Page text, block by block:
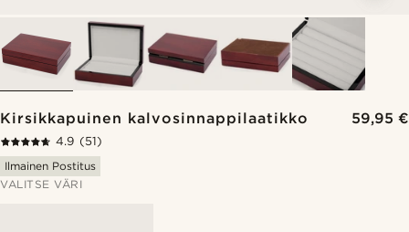
Kirsikkapuinen kalvosinnappilaatikko 59,95 €
4.9 (51)
Ilmainen Postitus
VALITSE VÄRI